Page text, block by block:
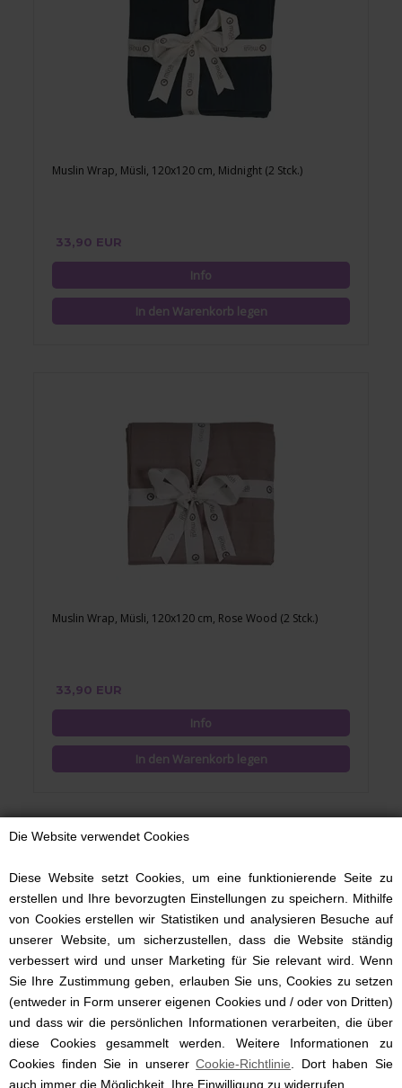
Die Website verwendet Cookies
Diese Website setzt Cookies, um eine funktionierende Seite zu
erstellen und Ihre bevorzugten Einstellungen zu speichern. Mithilfe
von Cookies erstellen wir Statistiken und analysieren Besuche auf
unserer Website, um sicherzustellen, dass die Website ständig
verbessert wird und unser Marketing für Sie relevant wird. Wenn
Sie Ihre Zustimmung geben, erlauben Sie uns, Cookies zu setzen
(entweder in Form unserer eigenen Cookies und / oder von Dritten)
und dass wir die persönlichen Informationen verarbeiten, die über
diese Cookies gesammelt werden. Weitere Informationen zu
Cookies finden Sie in unsererCookie-Richtlinie . Dort haben Sie
auch immer die Möglichkeit, Ihre Einwilligung zu widerrufen.
Muslin Wrap, Müsli, 120x120 cm, Midnight (2 Stck.)
33,90 EUR
Muslin Wrap, Müsli, 120x120 cm, Rose Wood (2 Stck.)
33,90 EUR
Wickeltuch mit Streifen, 70/70 cm, blau